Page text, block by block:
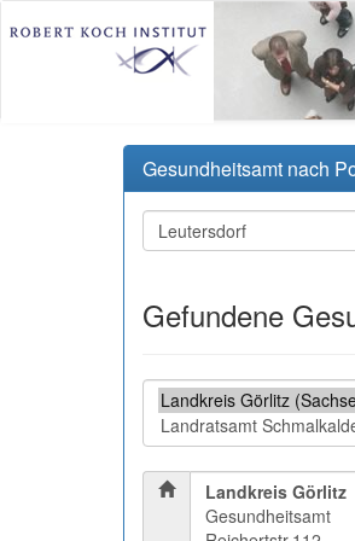
Gesundheitsamt nach
Gefundene
Landkreis Görlitz
Gesundheitsamt